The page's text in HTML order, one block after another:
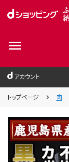
アカウント
トップページ 肉